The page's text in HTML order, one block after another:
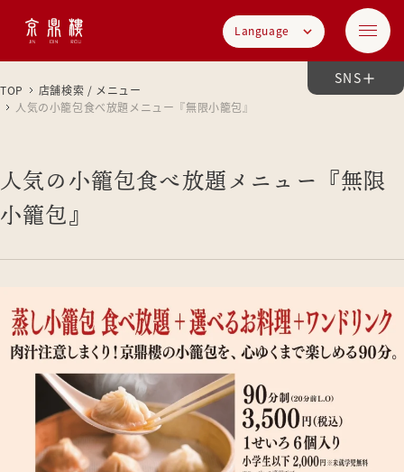
Language
SNS
TOP
店舗検索 / メニュー
人気の小籠包食べ放題メニュー『無限小籠包』
人気の小籠包食べ放題メニュー『無限
小籠包』